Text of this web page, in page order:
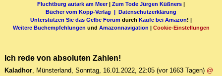
Fluchtburg autark am Meer| Zum Tode Jürgen Küßners |
Bücher vom Kopp-Verlag | Datenschutzerklärung
Unterstützen Sie das Gelbe Forum durch Käufe bei Amazon! |
Weitere Buchempfehlungen und Amazonnavigation | Cookie-Einstellungen
Ich rede von absoluten Zahlen!
Kaladhor, Münsterland, Sonntag, 16.01.2022, 22:05 (vor 1663 Tagen) @